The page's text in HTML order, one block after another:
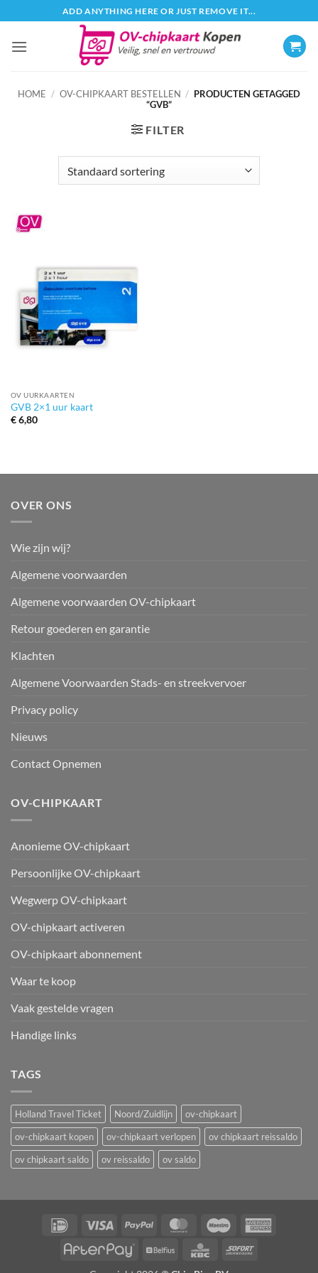
naar
inhoud
ADD ANYTHING HERE OR JUST REMOVE IT...
HOME / OV-CHIPKAART BESTELLEN / PRODUCTEN GETAGGED
“GVB”
FILTER
OV UURKAARTEN
GVB 2×1 uur kaart
€6,80
OVER ONS
Wie zijn wij?
Algemene voorwaarden
Algemene voorwaarden OV-chipkaart
Retour goederen en garantie
Klachten
Algemene Voorwaarden Stads- en streekvervoer
Privacy policy
Nieuws
Contact Opnemen
OV-CHIPKAART
Anonieme OV-chipkaart
Persoonlijke OV-chipkaart
Wegwerp OV-chipkaart
OV-chipkaart activeren
OV-chipkaart abonnement
Waar te koop
Vaak gestelde vragen
Handige links
TAGS
Holland Travel Ticket Noord/Zuidlijn
ov-chipkaart
ov-chipkaart kopen
ov-chipkaart verlopen
ov chipkaart reissaldo
ov chipkaart saldo
ov reissaldo ov saldo
IDeal Visa PayPal MasterCardMaestro
AfterPayBelfius KBC Sofort